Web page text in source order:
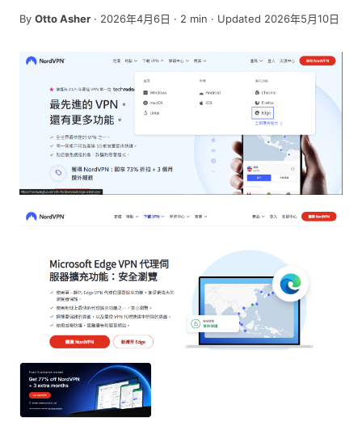
By Otto Asher · 2026年4月6日 · 2 min · Updated 2026年5月10日